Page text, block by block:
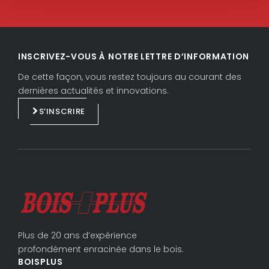
INSCRIVEZ-VOUS À NOTRE LETTRE D’INFORMATION
De cette façon, vous restez toujours au courant des
dernières actualités et innovations.
S’INSCRIRE
Plus de 20 ans d’expérience
profondément enracinée dans le bois.
BOISPLUS
n
k
c
e